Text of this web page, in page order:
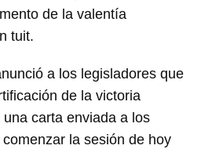
de la valentía
tuit.
a los legisladores que
de la victoria
carta enviada a los
la sesión de hoy